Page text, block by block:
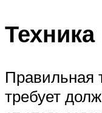
Правильная
требует